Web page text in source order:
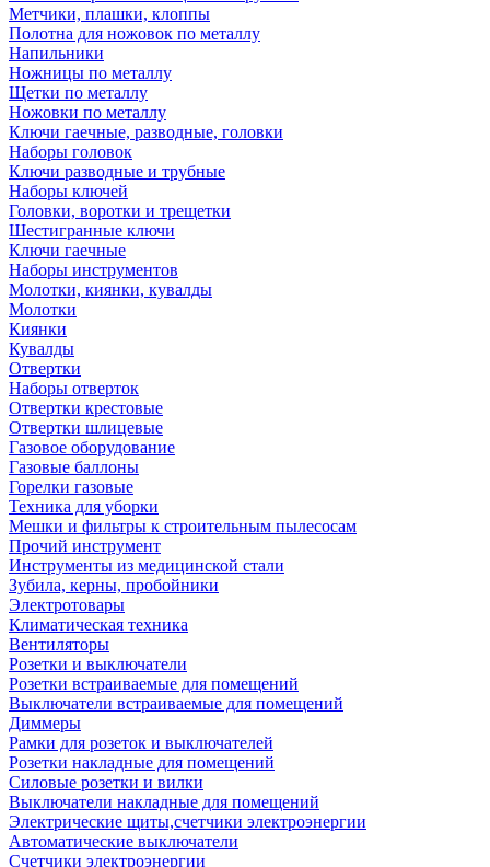
Метчики, плашки, клоппы
Полотна для ножовок по металлу
Напильники
Ножницы по металлу
Щетки по металлу
Ножовки по металлу
Ключи гаечные, разводные, головки
Наборы головок
Ключи разводные и трубные
Наборы ключей
Головки, воротки и трещетки
Шестигранные ключи
Ключи гаечные
Наборы инструментов
Молотки, киянки, кувалды
Молотки
Киянки
Кувалды
Отвертки
Наборы отверток
Отвертки крестовые
Отвертки шлицевые
Газовое оборудование
Газовые баллоны
Горелки газовые
Техника для уборки
Мешки и фильтры к строительным пылесосам
Прочий инструмент
Инструменты из медицинской стали
Зубила, керны, пробойники
Электротовары
Климатическая техника
Вентиляторы
Розетки и выключатели
Розетки встраиваемые для помещений
Выключатели встраиваемые для помещений
Диммеры
Рамки для розеток и выключателей
Розетки накладные для помещений
Силовые розетки и вилки
Выключатели накладные для помещений
Электрические щиты,счетчики электроэнергии
Автоматические выключатели
Счетчики электроэнергии